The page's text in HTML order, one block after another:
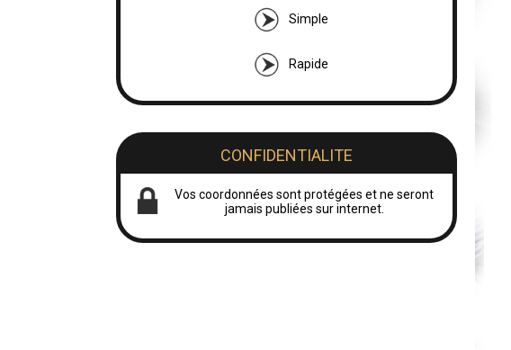
Simple
Rapide
CONFIDENTIALITE
Vos coordonnées sont protégées et ne seront
jamais publiées sur internet.